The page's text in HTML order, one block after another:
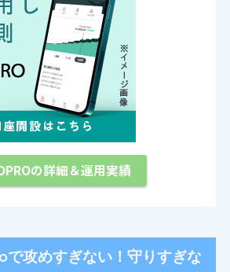
の詳細＆運用実績
で攻めすぎない！守りすぎな